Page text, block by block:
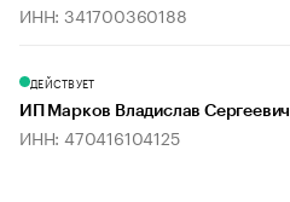
ИНН: 341700360188
ДЕЙСТВУЕТ
ИП Марков Владислав Сергеевич
ИНН: 470416104125